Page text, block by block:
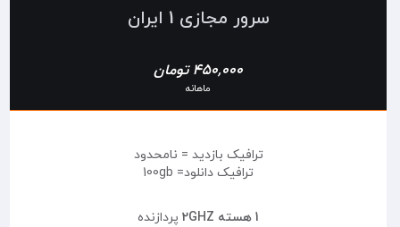
سرور مجازی 1 ایران
450,000 تومان
ماهانه
ترافیک بازدید = نامحدود
ترافیک دانلود= 100gb
1 هسته 2GHZ
پردازنده